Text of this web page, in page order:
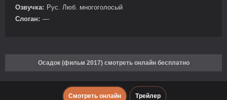
Озвучка: Рус. Люб. многоголосый
Слоган: —
Осадок (фильм 2017) смотреть онлайн бесплатно
Смотреть онлайн Трейлер